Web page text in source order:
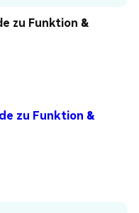
zu Funktion &
zu Funktion &